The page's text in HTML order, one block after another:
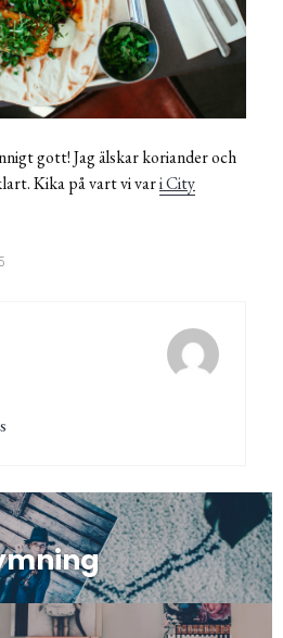
gott! Jag älskar koriander och
Kika på vart vi vari City